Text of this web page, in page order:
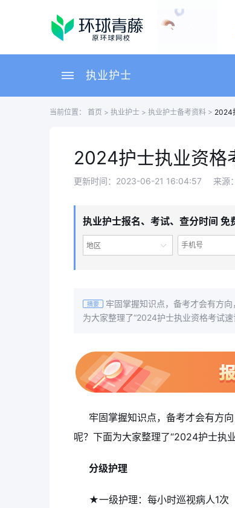
执业护士
当前位置： 首页 > 执业护士 > 执业护士备考资料 > 2024
2024护士执业资格
更新时间：2023-06-21 16:04:57 来源
执业护士报名、考试、查分时间 免
地区
摘要
牢固掌握知识点，备考才会有方
为大家整理了“2024护士执业资格考试
牢固掌握知识点，备考才会有方
呢？下面为大家整理了“2024护士执
分级护理
★一级护理：每小时巡视病人1次